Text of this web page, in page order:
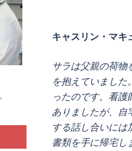
,
キャスリン・マキ
サラは父親の荷物
を抱えていました
ったのです。看
ありましたが、自
する話し合いには
書類を手に帰宅し